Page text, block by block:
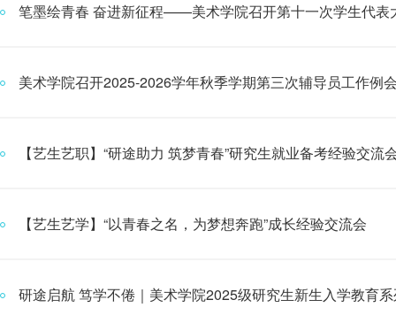
笔墨绘青春 奋进新征程——美术学院召开第十一次学生代表
美术学院召开2025-2026学年秋季学期第三次辅导员工作例
【艺生艺职】“研途助力 筑梦青春”研究生就业备考经验交流
【艺生艺学】“以青春之名，为梦想奔跑”成长经验交流会
研途启航 笃学不倦｜美术学院2025级研究生新生入学教育